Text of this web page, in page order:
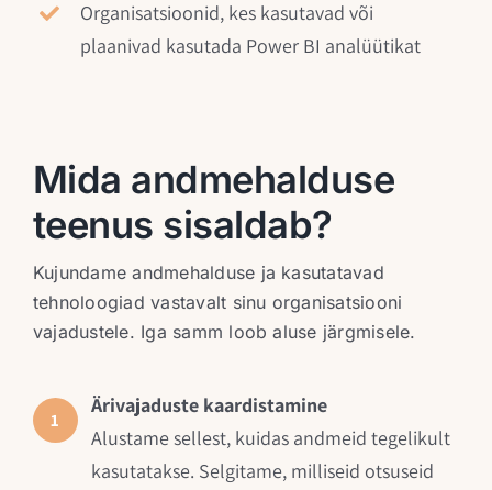
Organisatsioonid, kes kasutavad või
plaanivad kasutada Power BI analüütikat
Mida andmehalduse
teenus sisaldab?
Kujundame andmehalduse ja kasutatavad
tehnoloogiad vastavalt sinu organisatsiooni
vajadustele. Iga samm loob aluse järgmisele.
1
Ärivajaduste kaardistamine
Alustame sellest, kuidas andmeid tegelikult
kasutatakse. Selgitame, milliseid otsuseid